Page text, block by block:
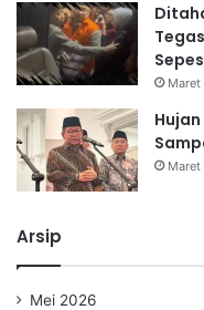
Maret
Arsip
Mei 2026